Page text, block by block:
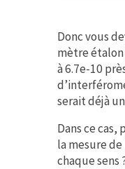
Donc vous
mètre
à 6.7e-10
serait déjà
Dans ce
la mesure
chaque sens